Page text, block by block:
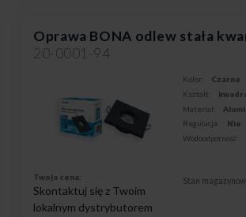
Oprawa BONA odlew stała
20-0001-94
Kolor:
Czarna
Kształt:
Materiał:
Regulacja:
Nie
Wodoodporność:
Twoja cena:
Skontaktuj się z Twoim
lokalnym dystrybutorem
Stan